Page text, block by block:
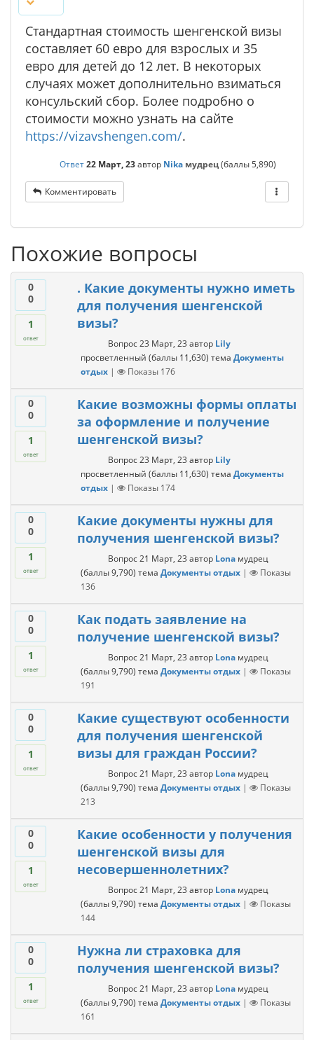
Стандартная стоимость шенгенской визы
составляет 60 евро для взрослых и 35
евро для детей до 12 лет. В некоторых
случаях может дополнительно взиматься
консульский сбор. Более подробно о
стоимости можно узнать на сайте
https://vizavshengen.com/.
Ответ22 Март, 23автор Nika мудрец(баллы5,890)
Комментировать
Похожие вопросы
0
0
1
ответ
. Какие документы нужно иметь
для получения шенгенской
визы?
Вопрос 23 Март, 23 автор Lily
просветленный (баллы 11,630) тема Документы
отдых | Показы 176
0
0
1
ответ
Какие возможны формы оплаты
за оформление и получение
шенгенской визы?
Вопрос 23 Март, 23 автор Lily
просветленный (баллы 11,630) тема Документы
отдых | Показы 174
0
0
1
ответ
Какие документы нужны для
получения шенгенской визы?
Вопрос 21 Март, 23 автор Lona мудрец
(баллы9,790) тема Документы отдых |
Показы
136
0
0
1
ответ
Как подать заявление на
получение шенгенской визы?
Вопрос 21 Март, 23 автор Lona мудрец
(баллы9,790) тема Документы отдых |
Показы
191
0
0
1
ответ
Какие существуют особенности
для получения шенгенской
визы для граждан России?
Вопрос 21 Март, 23 автор Lona мудрец
(баллы9,790) тема Документы отдых |
Показы
213
0
0
1
ответ
Какие особенности у получения
шенгенской визы для
несовершеннолетних?
Вопрос 21 Март, 23 автор Lona мудрец
(баллы9,790) тема Документы отдых |
Показы
144
0
0
1
ответ
Нужна ли страховка для
получения шенгенской визы?
Вопрос 21 Март, 23 автор Lona мудрец
(баллы9,790) тема Документы отдых |
Показы
161